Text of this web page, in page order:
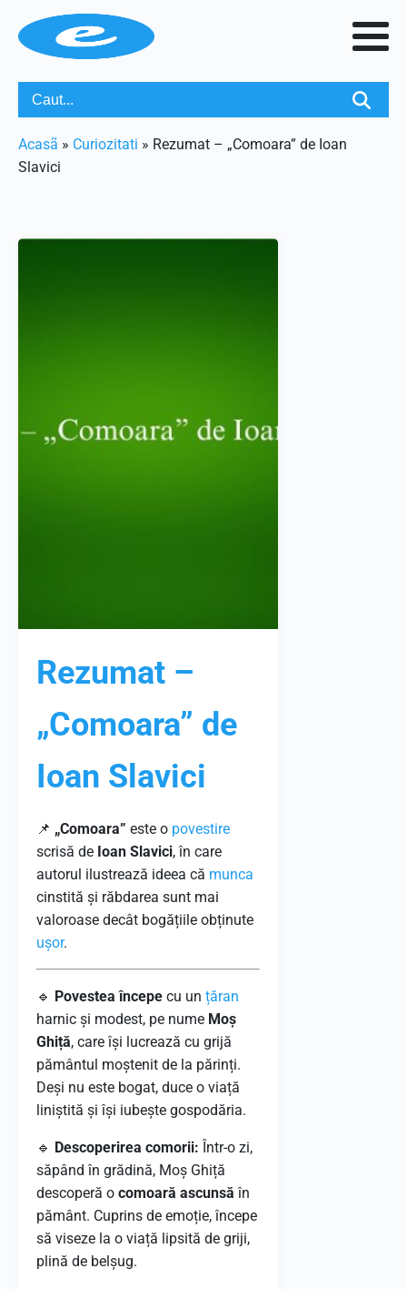
Acasã » Curiozitati » Rezumat – „Comoara” de Ioan
Slavici
Rezumat –
„Comoara” de
Ioan Slavici
📌 „Comoara” este o povestire
scrisă de Ioan Slavici, în care
autorul ilustrează ideea că munca
cinstită și răbdarea sunt mai
valoroase decât bogățiile obținute
ușor.
🔹 Povestea începe cu un țăran
harnic și modest, pe nume Moș
Ghiță, care își lucrează cu grijă
pământul moștenit de la părinți.
Deși nu este bogat, duce o viață
liniștită și își iubește gospodăria.
🔹 Descoperirea comorii: Într-o zi,
săpând în grădină, Moș Ghiță
descoperă o comoară ascunsă în
pământ. Cuprins de emoție, începe
să viseze la o viață lipsită de griji,
plină de belșug.